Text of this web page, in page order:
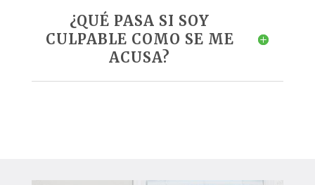
¿QUÉ PASA SI SOY
CULPABLE COMO SE ME
ACUSA?